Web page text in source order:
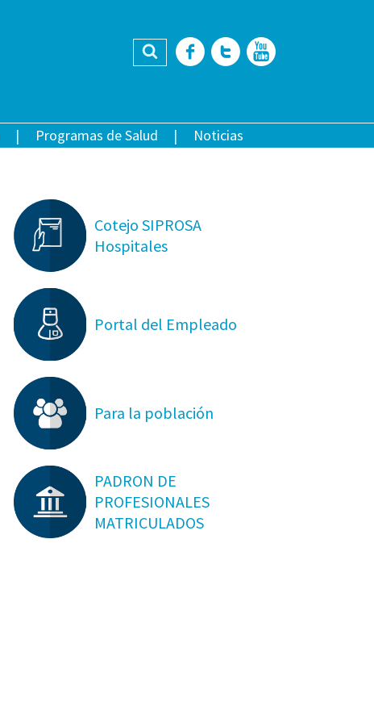
Buscar Facebook
Twitter
Programas de Salud Noticias
Cotejo SIPROSA
Hospitales
Portal del Empleado
Para la población
PADRON DE
PROFESIONALES
MATRICULADOS